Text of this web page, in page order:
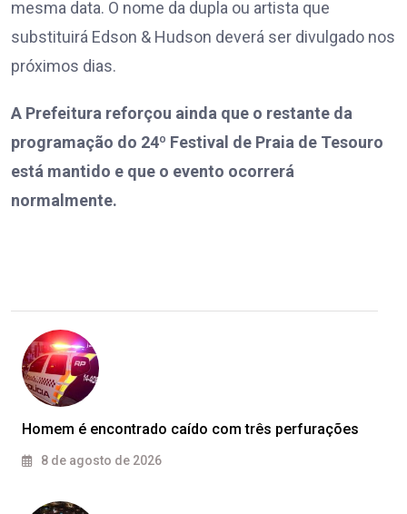
mesma data. O nome da dupla ou artista que
substituirá Edson & Hudson deverá ser divulgado nos
próximos dias.
A Prefeitura reforçou ainda que o restante da
programação do 24º Festival de Praia de Tesouro
está mantido e que o evento ocorrerá
normalmente.
Homem é encontrado caído com três perfurações
8 de agosto de 2026